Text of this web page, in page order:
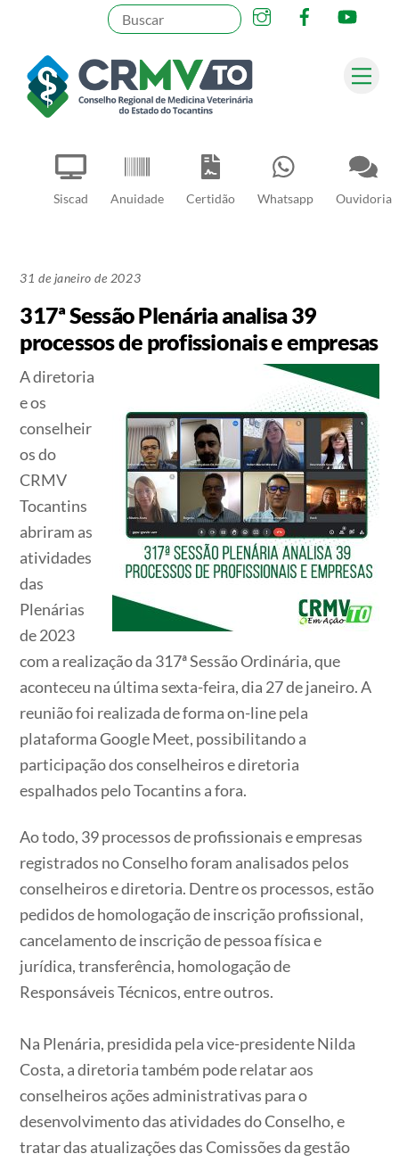
content
Siscad Anuidade Certidão Whatsapp Ouvidoria
InstagramFacebook
Pesquisar
31 de janeiro de 2023
317ª Sessão Plenária analisa 39
processos de profissionais e empresas
A diretoria
e os
conselheir
os do
CRMV
Tocantins
abriram as
atividades
das
Plenárias
de 2023
com a realização da 317ª Sessão Ordinária, que
aconteceu na última sexta-feira, dia 27 de janeiro. A
reunião foi realizada de forma on-line pela
plataforma Google Meet, possibilitando a
participação dos conselheiros e diretoria
espalhados pelo Tocantins a fora.
Ao todo, 39 processos de profissionais e empresas
registrados no Conselho foram analisados pelos
conselheiros e diretoria. Dentre os processos, estão
pedidos de homologação de inscrição profissional,
cancelamento de inscrição de pessoa física e
jurídica, transferência, homologação de
Responsáveis Técnicos, entre outros.
Na Plenária, presidida pela vice-presidente Nilda
Costa, a diretoria também pode relatar aos
conselheiros ações administrativas para o
desenvolvimento das atividades do Conselho, e
tratar das atualizações das Comissões da gestão